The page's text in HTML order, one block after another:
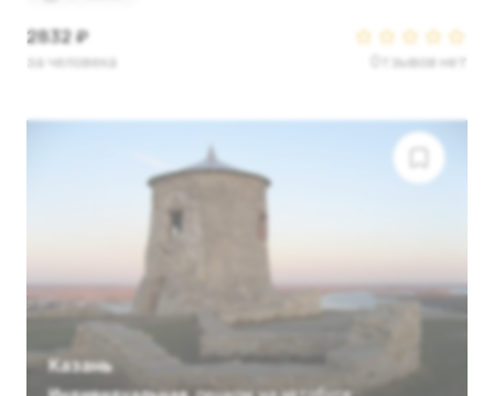
2832 ₽
за человека Отзывов нет
Казань